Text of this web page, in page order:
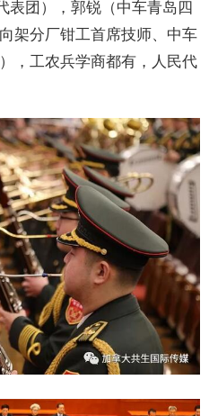
表团），郭锐（中车青岛四
架分厂钳工首席技师、中车
，工农兵学商都有，人民代